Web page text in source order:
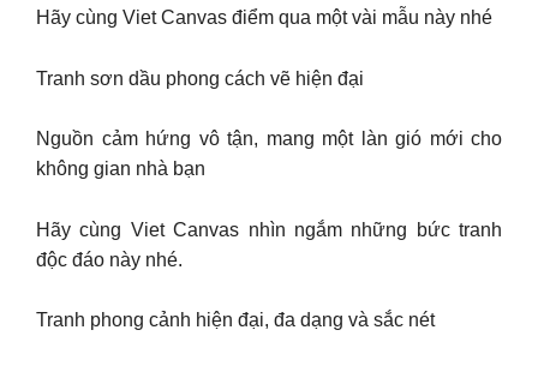
Hãy cùng Viet Canvas điểm qua một vài mẫu này nhé
Tranh sơn dầu phong cách vẽ hiện đại
Nguồn cảm hứng vô tận, mang một làn gió mới cho
không gian nhà bạn
Hãy cùng Viet Canvas nhìn ngắm những bức tranh
độc đáo này nhé.
Tranh phong cảnh hiện đại, đa dạng và sắc nét